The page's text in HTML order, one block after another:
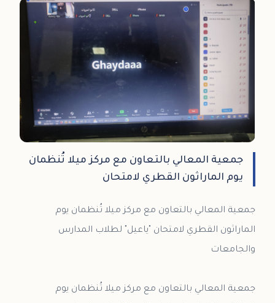
جمعية المعالي بالتعاون مع مركز ميلا تُنظمان
يوم الماراثون القطري لامتحان
جمعية المعالي بالتعاون مع مركز ميلا تُنظمان يوم
الماراثون القطري لامتحان "ياعيل" لطلاب المدارس
جمعية المعالي بالتعاون مع مركز ميلا تُنظمان يوم